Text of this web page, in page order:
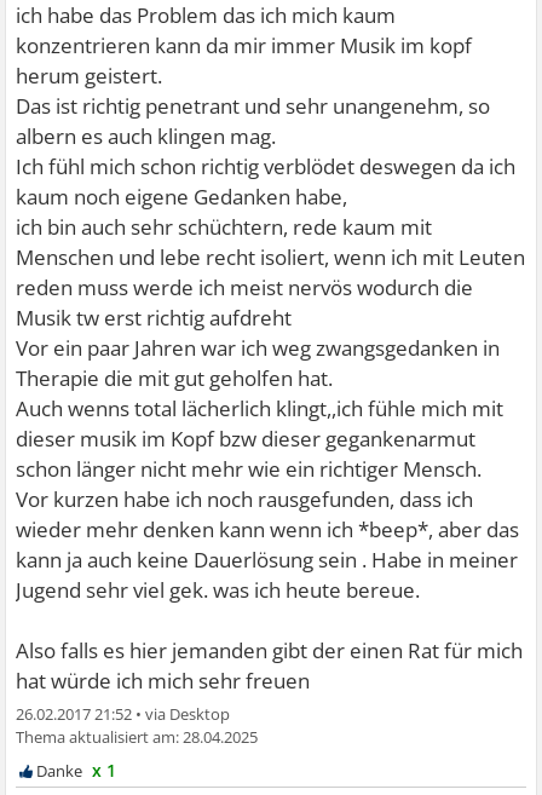
ich habe das Problem das ich mich kaum
konzentrieren kann da mir immer Musik im kopf
herum geistert.
Das ist richtig penetrant und sehr unangenehm, so
albern es auch klingen mag.
Ich fühl mich schon richtig verblödet deswegen da ich
kaum noch eigene Gedanken habe,
ich bin auch sehr schüchtern, rede kaum mit
Menschen und lebe recht isoliert, wenn ich mit Leuten
reden muss werde ich meist nervös wodurch die
Musik tw erst richtig aufdreht
Vor ein paar Jahren war ich weg zwangsgedanken in
Therapie die mit gut geholfen hat.
Auch wenns total lächerlich klingt,,ich fühle mich mit
dieser musik im Kopf bzw dieser gegankenarmut
schon länger nicht mehr wie ein richtiger Mensch.
Vor kurzen habe ich noch rausgefunden, dass ich
wieder mehr denken kann wenn ich *beep*, aber das
kann ja auch keine Dauerlösung sein . Habe in meiner
Jugend sehr viel gek. was ich heute bereue.
Also falls es hier jemanden gibt der einen Rat für mich
hat würde ich mich sehr freuen
26.02.2017 21:52 •
28.04.2025
x 1